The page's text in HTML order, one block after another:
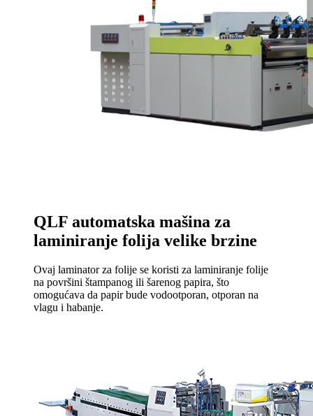
QLF automatska mašina za
laminiranje folija velike brzine
Ovaj laminator za folije se koristi za laminiranje folije
na površini štampanog ili šarenog papira, što
omogućava da papir bude vodootporan, otporan na
vlagu i habanje.